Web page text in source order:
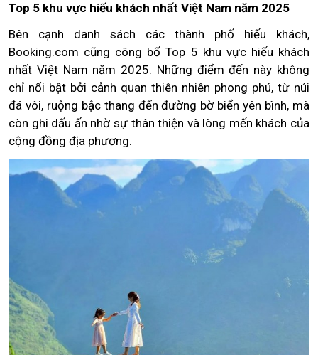
Top 5 khu vực hiếu khách nhất Việt Nam năm 2025
Bên cạnh danh sách các thành phố hiếu khách,
Booking.com cũng công bố Top 5 khu vực hiếu khách
nhất Việt Nam năm 2025. Những điểm đến này không
chỉ nổi bật bởi cảnh quan thiên nhiên phong phú, từ núi
đá vôi, ruộng bậc thang đến đường bờ biển yên bình, mà
còn ghi dấu ấn nhờ sự thân thiện và lòng mến khách của
cộng đồng địa phương.